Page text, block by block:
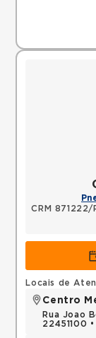
CRM 871222/
Locais de
Centro
Rua Joao
22451100 •